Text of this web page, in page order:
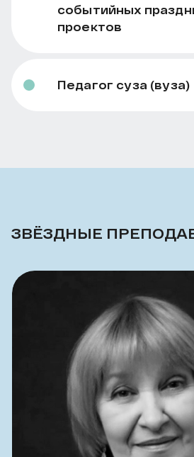
событийных
проектов
Педагог суза (вуза)
ЗВЁЗДНЫЕ